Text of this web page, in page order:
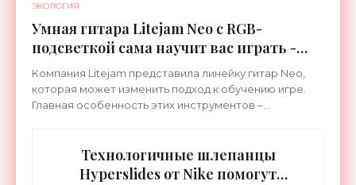
ЭКОЛОГИЯ
Умная гитара Litejam Neo с RGB-
подсветкой сама научит вас играть -
«Гаджеты»
Компания Litejam представила линейку гитар Neo,
которая может изменить подход к обучению игре.
Главная особенность этих инструментов –
Технологичные шлепанцы
Hyperslides от Nike помогут